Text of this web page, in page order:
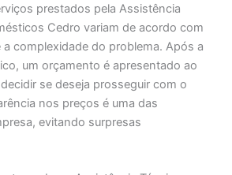
prestados pela Assistência
Cedro variam de acordo com
complexidade do problema. Após a
um orçamento é apresentado ao
se deseja prosseguir com o
nos preços é uma das
evitando surpresas